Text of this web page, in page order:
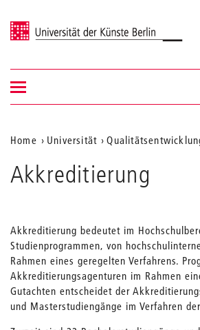
Universität der Künste Berlin
Navigation &
Suche
Navigation
ein-/ausblenden
Aktuelle
Position
auf
Webseite
Home Universität
Akkreditierung
Akkreditierung bedeutet im
Studienprogrammen, von
Rahmen eines geregelten Verfahrens.
Akkreditierungsagenturen im Rahmen
Gutachten entscheidet der
und Masterstudiengänge im Verfahren